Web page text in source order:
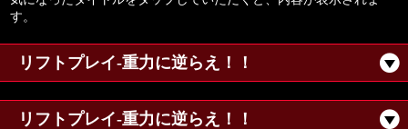
す。
リフトプレイ-重力に逆らえ！！
リフトプレイ-重力に逆らえ！！